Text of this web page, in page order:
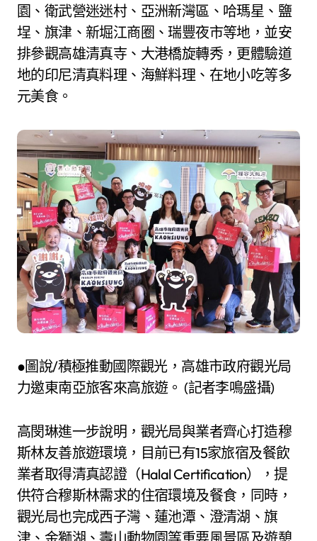
園、衛武營迷迷村、亞洲新灣區、哈瑪星、鹽
埕、旗津、新堀江商圈、瑞豐夜市等地，並安
排參觀高雄清真寺、大港橋旋轉秀，更體驗道
地的印尼清真料理、海鮮料理、在地小吃等多
元美食。
●圖說/積極推動國際觀光，高雄市政府觀光局
力邀東南亞旅客來高旅遊。 (記者李鳴盛攝)
高閔琳進一步說明，觀光局與業者齊心打造穆
斯林友善旅遊環境，目前已有15家旅宿及餐飲
業者取得清真認證（Halal Certification），提
供符合穆斯林需求的住宿環境及餐食，同時，
觀光局也完成西子灣、蓮池潭、澄清湖、旗